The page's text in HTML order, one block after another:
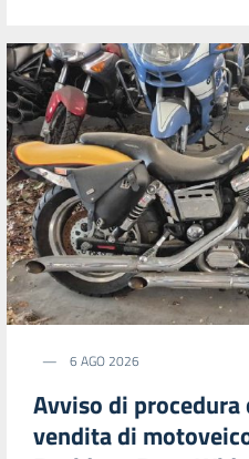
6 AGO 2026
Avviso di
vendita di